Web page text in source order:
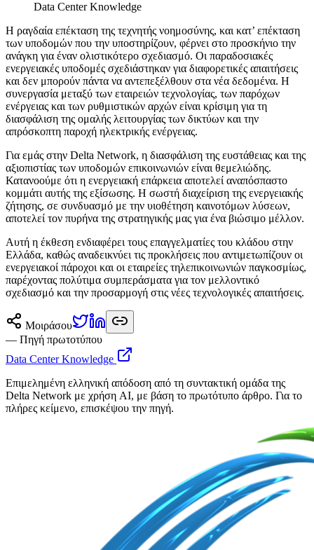
Data Center Knowledge
Η ραγδαία επέκταση της τεχνητής νοημοσύνης, και κατ’ επέκταση
των υποδομών που την υποστηρίζουν, φέρνει στο προσκήνιο την
ανάγκη για έναν ολιστικότερο σχεδιασμό. Οι παραδοσιακές
ενεργειακές υποδομές σχεδιάστηκαν για διαφορετικές απαιτήσεις
και δεν μπορούν πάντα να αντεπεξέλθουν στα νέα δεδομένα. Η
συνεργασία μεταξύ των εταιρειών τεχνολογίας, των παρόχων
ενέργειας και των ρυθμιστικών αρχών είναι κρίσιμη για τη
διασφάλιση της ομαλής λειτουργίας των δικτύων και την
απρόσκοπτη παροχή ηλεκτρικής ενέργειας.
Για εμάς στην Delta Network, η διασφάλιση της ευστάθειας και της
αξιοπιστίας των υποδομών επικοινωνιών είναι θεμελιώδης.
Κατανοούμε ότι η ενεργειακή επάρκεια αποτελεί αναπόσπαστο
κομμάτι αυτής της εξίσωσης. Η σωστή διαχείριση της ενεργειακής
ζήτησης, σε συνδυασμό με την υιοθέτηση καινοτόμων λύσεων,
αποτελεί τον πυρήνα της στρατηγικής μας για ένα βιώσιμο μέλλον.
Αυτή η έκθεση ενδιαφέρει τους επαγγελματίες του κλάδου στην
Ελλάδα, καθώς αναδεικνύει τις προκλήσεις που αντιμετωπίζουν οι
ενεργειακοί πάροχοι και οι εταιρείες τηλεπικοινωνιών παγκοσμίως,
παρέχοντας πολύτιμα συμπεράσματα για τον μελλοντικό
σχεδιασμό και την προσαρμογή στις νέες τεχνολογικές απαιτήσεις.
Μοιράσου
— Πηγή πρωτοτύπου
Data Center Knowledge
Επιμελημένη ελληνική απόδοση από τη συντακτική ομάδα της
Delta Network με χρήση AI, με βάση το πρωτότυπο άρθρο. Για το
πλήρες κείμενο, επισκέψου την πηγή.